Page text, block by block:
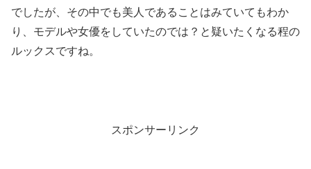
でしたが、その中でも美人であることはみていてもわか
り、モデルや女優をしていたのでは？と疑いたくなる程の
ルックスですね。
スポンサーリンク